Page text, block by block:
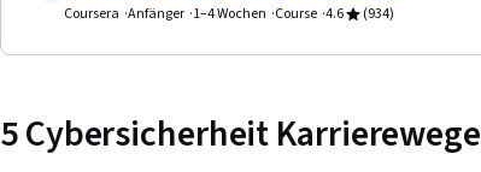
Coursera Anfänger 1–4 Wochen Course 4.6 (934)
5 Cybersicherheit Karrierewege